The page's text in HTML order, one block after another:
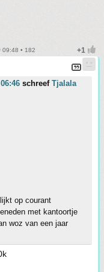
09:48 • 182
schreef Tjalala
op courant
met kantoortje
woz van een jaar